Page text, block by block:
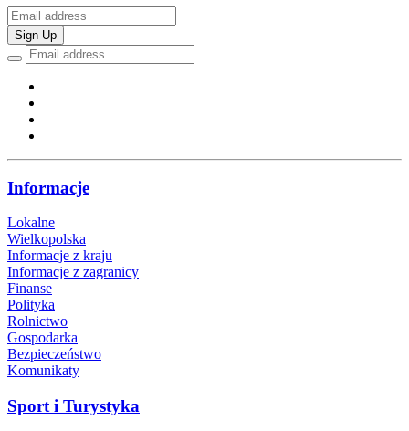
Sign Up
Informacje
Lokalne
Wielkopolska
Informacje z kraju
Informacje z zagranicy
Finanse
Polityka
Rolnictwo
Gospodarka
Bezpieczeństwo
Komunikaty
Sport i Turystyka